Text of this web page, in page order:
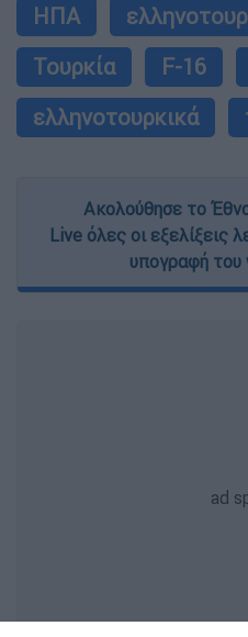
ΗΠΑ
Τουρκία
F-16
ελληνοτουρκικά
Ακολούθησε το
Live όλες οι εξελίξεις
υπογραφή